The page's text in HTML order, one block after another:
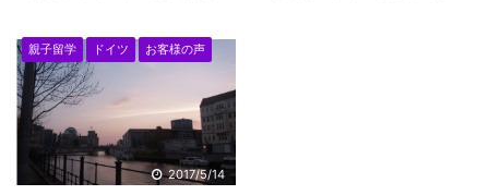
１。ドイツ親子留学を決
断されて理由は、ズバ
リ？ 教育シンフォニー
のホームページをみたの
がきっかけ。あとは、ぴ
んときたから・・・
いる方にアンケートを行
いました。順次に掲載し
ていこうと思っておりま
す。 これから、ドイツ親
子留学をご希望される
方、ご検討されている方
親子留学 ドイツ お客様の声
2017/5/14